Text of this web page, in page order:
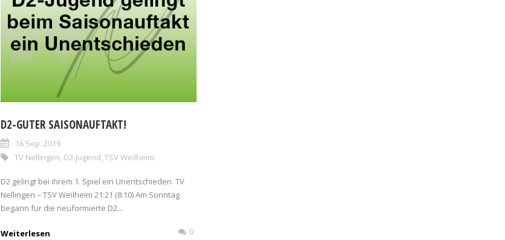
D2-GUTER SAISONAUFTAKT!
16 Sep. 2019
TV Nellingen, D2-Jugend, TSV Weilheim
D2 gelingt bei ihrem 1. Spiel ein Unentschieden TV
Nellingen – TSV Weilheim 21:21 (8:10) Am Sonntag
begann für die neuformierte D2...
Weiterlesen 0